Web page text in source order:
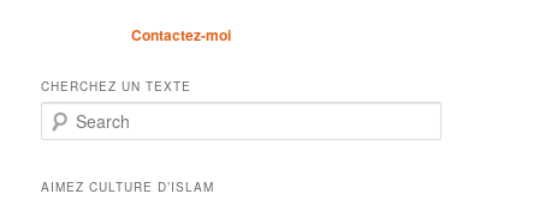
Contactez-moi
CHERCHEZ UN TEXTE
Search
AIMEZ CULTURE D’ISLAM